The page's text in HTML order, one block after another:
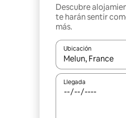
Descubre
te harán sentir
más.
Ubicación
Cuando los
Llegada